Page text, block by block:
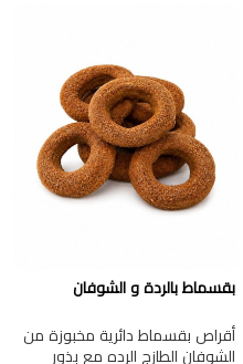
بقسماط بالردة و الشوفان
أقراص بقسماط دائرية مخبوزة من
الشوفان الطازج الرده مع بذور